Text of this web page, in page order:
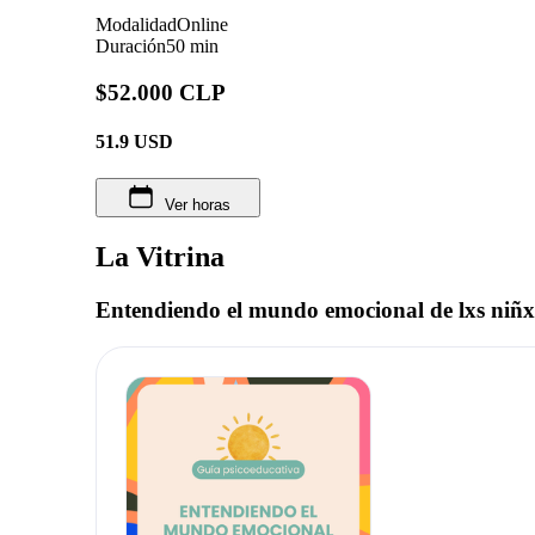
ModalidadOnline
Duración50 min
$52.000 CLP
51.9 USD
Ver horas
La Vitrina
Entendiendo el mundo emocional de lxs